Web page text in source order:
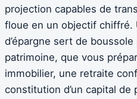
projection capables de
floue en un objectif chiffré.
d’épargne sert de
patrimoine, que vous
immobilier, une retraite
constitution d’un capital de